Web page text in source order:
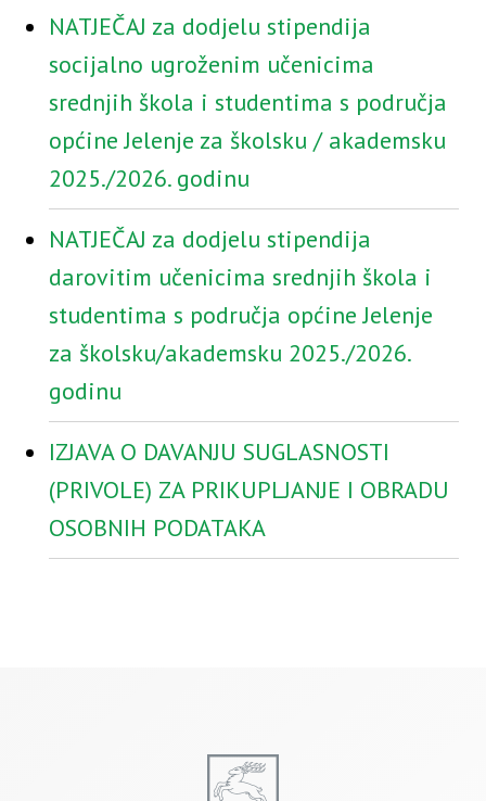
NATJEČAJ za dodjelu stipendija
socijalno ugroženim učenicima
srednjih škola i studentima s područja
općine Jelenje za školsku / akademsku
2025./2026. godinu
NATJEČAJ za dodjelu stipendija
darovitim učenicima srednjih škola i
studentima s područja općine Jelenje
za školsku/akademsku 2025./2026.
godinu
IZJAVA O DAVANJU SUGLASNOSTI
(PRIVOLE) ZA PRIKUPLJANJE I OBRADU
OSOBNIH PODATAKA